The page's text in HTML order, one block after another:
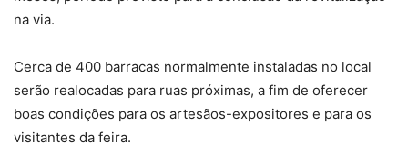
na via.
Cerca de 400 barracas normalmente instaladas no local
serão realocadas para ruas próximas, a fim de oferecer
boas condições para os artesãos-expositores e para os
visitantes da feira.